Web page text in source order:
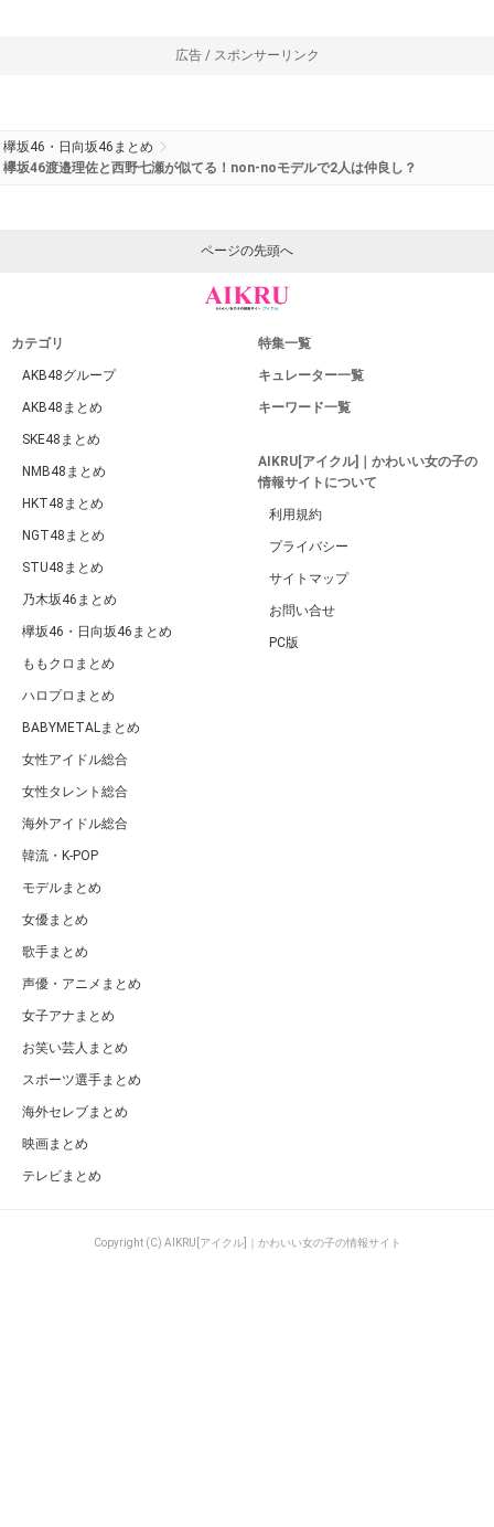
広告 / スポンサーリンク
欅坂46・日向坂46まとめ
欅坂46渡邉理佐と西野七瀬が似てる！non-noモデルで2人は仲良し？
ページの先頭へ
カテゴリ
AKB48グループ
AKB48まとめ
SKE48まとめ
NMB48まとめ
HKT48まとめ
NGT48まとめ
STU48まとめ
乃木坂46まとめ
欅坂46・日向坂46まとめ
ももクロまとめ
ハロプロまとめ
BABYMETALまとめ
女性アイドル総合
女性タレント総合
海外アイドル総合
韓流・K-POP
モデルまとめ
女優まとめ
歌手まとめ
声優・アニメまとめ
女子アナまとめ
お笑い芸人まとめ
スポーツ選手まとめ
海外セレブまとめ
映画まとめ
テレビまとめ
特集一覧
キュレーター一覧
キーワード一覧
AIKRU[アイクル]｜かわいい女の子の
情報サイトについて
利用規約
プライバシー
サイトマップ
お問い合せ
PC版
Copyright (C) AIKRU[アイクル]｜かわいい女の子の情報サイト